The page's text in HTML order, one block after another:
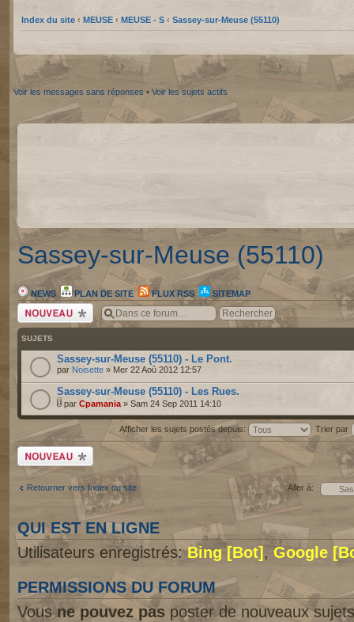
Index du site ‹ MEUSE ‹ MEUSE - S ‹ Sassey-sur-Meuse (55110)
Voir les messages sans réponses • Voir les sujets actifs
Sassey-sur-Meuse (55110)
NEWS PLAN DE SITE FLUX RSS
SITEMAP
Écrire un nouveau
sujet
SUJETS
Sassey-sur-Meuse (55110) - Le Pont.
par Noisette » Mer 22 Aoû 2012 12:57
Sassey-sur-Meuse (55110) - Les Rues.
par Cpamania » Sam 24 Sep 2011 14:10
Afficher les sujets postés depuis: Trier par
Écrire un nouveau
sujet
Retourner vers Index du site Aller à:
QUI EST EN LIGNE
Utilisateurs enregistrés:Bing [Bot],Google
PERMISSIONS DU FORUM
Vousne pouvez pas poster de nouveaux sujets